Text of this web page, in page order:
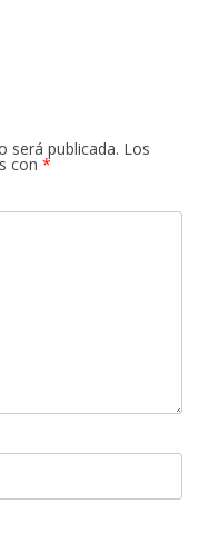
será publicada. Los
con *